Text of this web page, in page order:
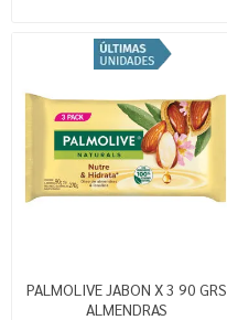
PALMOLIVE JABON X 3 90 GRS
ALMENDRAS